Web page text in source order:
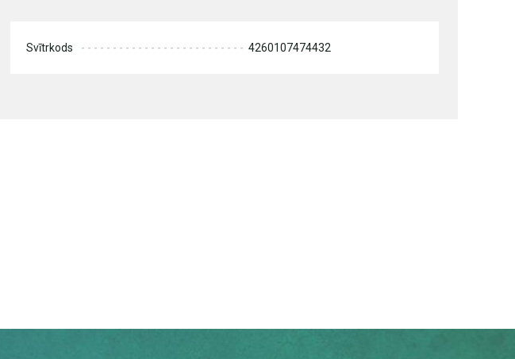
Svītrkods 4260107474432